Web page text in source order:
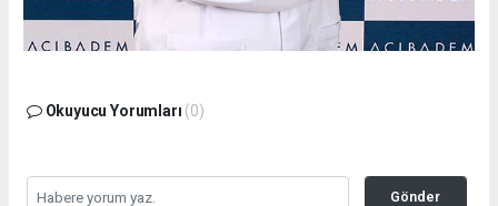
Okuyucu Yorumları (0)
Gönder